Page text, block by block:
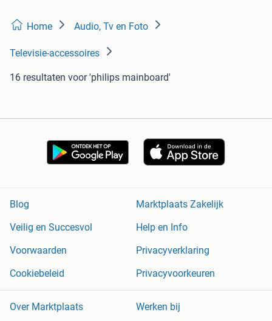
Home Audio, Tv en Foto
Televisie-accessoires
16 resultaten voor 'philips mainboard'
Blog
Marktplaats Zakelijk
Veilig en Succesvol
Help en Info
Voorwaarden
Privacyverklaring
Cookiebeleid
Privacyvoorkeuren
Over Marktplaats Werken bij